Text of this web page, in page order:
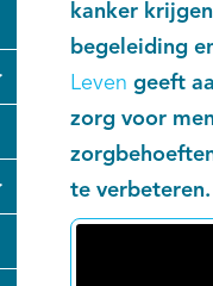
kanker
begeleiding
Leven geeft
zorg voor
te verbeteren.